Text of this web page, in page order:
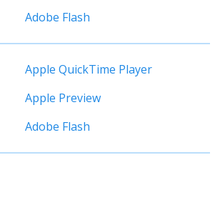
Adobe Flash
Apple QuickTime Player
Apple Preview
Adobe Flash